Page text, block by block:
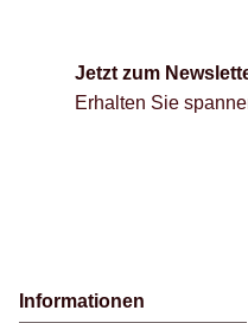
Jetzt zum
Erhalten Sie
Informationen